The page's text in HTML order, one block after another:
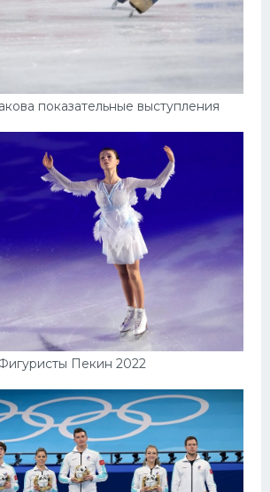
показательные выступления
Пекин 2022